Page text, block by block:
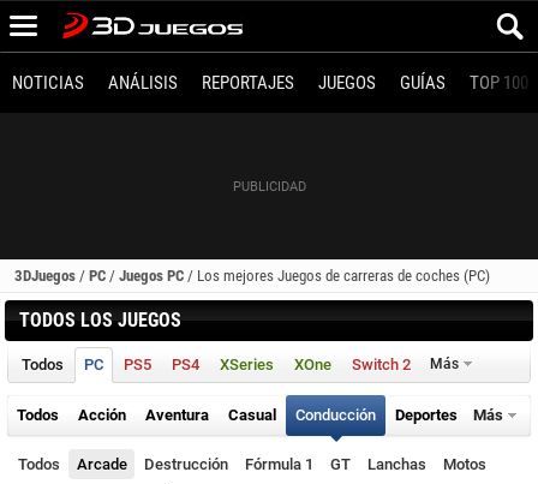
NOTICIAS ANÁLISIS REPORTAJES JUEGOS GUÍAS TOP 100
3DJuegos / PC / Juegos PC / Los mejores Juegos de carreras de coches (PC)
TODOS LOS JUEGOS
Todos PC PS5 PS4 XSeries XOne Switch 2 Más
Todos Acción Aventura Casual Conducción Deportes Más
Todos Arcade Destrucción Fórmula 1 GT Lanchas
Motos